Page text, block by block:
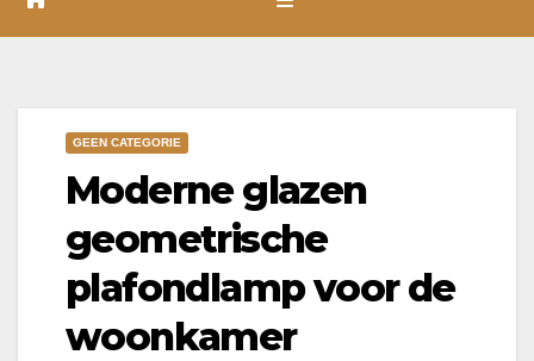
GEEN CATEGORIE
Moderne glazen
geometrische
plafondlamp voor de
woonkamer